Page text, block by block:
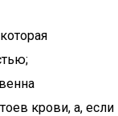
крови, а, если